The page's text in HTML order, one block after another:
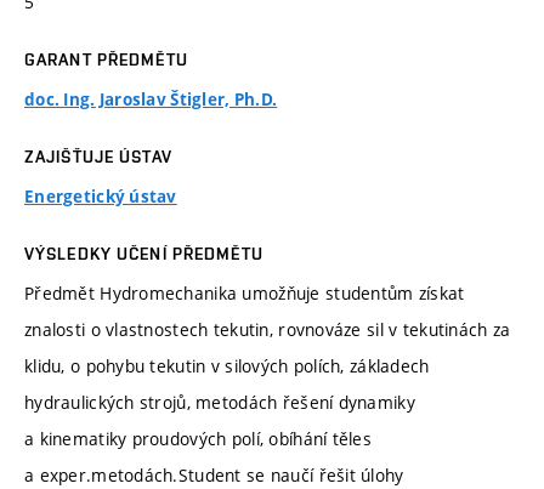
GARANT PŘEDMĚTU
doc. Ing. Jaroslav Štigler, Ph.D.
ZAJIŠŤUJE ÚSTAV
Energetický ústav
VÝSLEDKY UČENÍ PŘEDMĚTU
Předmět Hydromechanika umožňuje studentům získat
znalosti o vlastnostech tekutin, rovnováze sil v tekutinách za
klidu, o pohybu tekutin v silových polích, základech
hydraulických strojů, metodách řešení dynamiky
a kinematiky proudových polí, obíhání těles
a exper.metodách.Student se naučí řešit úlohy